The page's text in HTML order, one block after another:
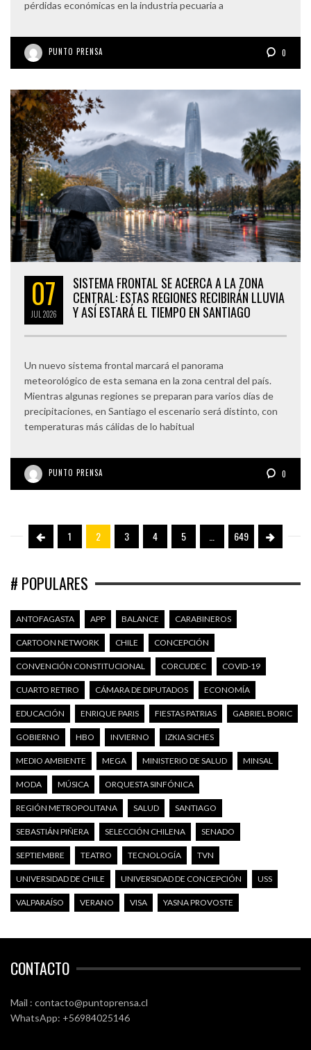
pérdidas económicas en la industria pecuaria a
PUNTO PRENSA 0
07
JUL2026
SISTEMA FRONTAL SE ACERCA A LA ZONA
CENTRAL: ESTAS REGIONES RECIBIRÁN LLUVIA
Y ASÍ ESTARÁ EL TIEMPO EN SANTIAGO
Un nuevo sistema frontal marcará el panorama
meteorológico de esta semana en la zona central del país.
Mientras algunas regiones se preparan para varios días de
precipitaciones, en Santiago el escenario será distinto, con
temperaturas más cálidas de lo habitual
PUNTO PRENSA 0
1 2 3 4 5 649
# POPULARES
ANTOFAGASTA APP BALANCE CARABINEROS
CARTOON NETWORK CHILE CONCEPCIÓN
CONVENCIÓN CONSTITUCIONAL CORCUDEC COVID-19
CUARTO RETIRO CÁMARA DE DIPUTADOS ECONOMÍA
EDUCACIÓN ENRIQUE PARIS FIESTAS PATRIAS GABRIEL BORIC
GOBIERNO HBO INVIERNO IZKIA SICHES
MEDIO AMBIENTE MEGA MINISTERIO DE SALUD MINSAL
MODA MÚSICA ORQUESTA SINFÓNICA
REGIÓN METROPOLITANA SALUD SANTIAGO
SEBASTIÁN PIÑERA SELECCIÓN CHILENA SENADO
SEPTIEMBRE TEATRO TECNOLOGÍA TVN
UNIVERSIDAD DE CHILE UNIVERSIDAD DE CONCEPCIÓN USS
VALPARAÍSO VERANO VISA YASNA PROVOSTE
CONTACTO
Mail : contacto@puntoprensa.cl
WhatsApp: +56984025146